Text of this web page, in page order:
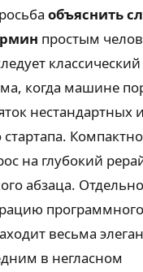
объяснить
простым
когда машине
нестандартных
стартапа.
на глубокий
абзаца.
весьма
в негласном